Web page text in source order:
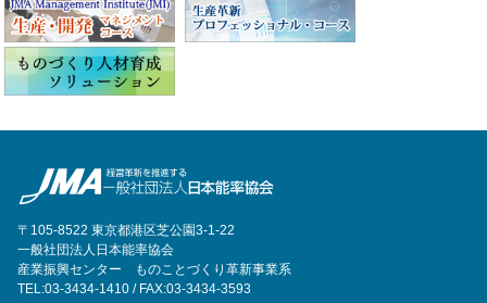
〒105-8522 東京都港区芝公園3-1-22
一般社団法人日本能率協会
産業振興センター ものことづくり革新事業系
TEL:03-3434-1410 / FAX:03-3434-3593